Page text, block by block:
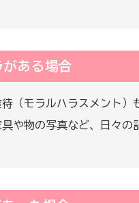
がある場合
（モラルハラスメント
や物の写真など、日々